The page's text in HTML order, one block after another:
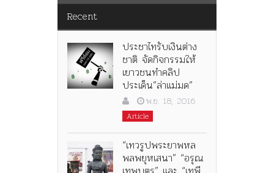
Recent
ประชาไทรับเงินต่าง
ชาติ จัดกิจกรรมให้
เยาวชนทำคลิป
ประเด็น”ล่าแม่มด”
พ.ย. 18, 2016
Article
“เทวรูปพระยาพหล
พลพยุหเสนา” “อรุณ